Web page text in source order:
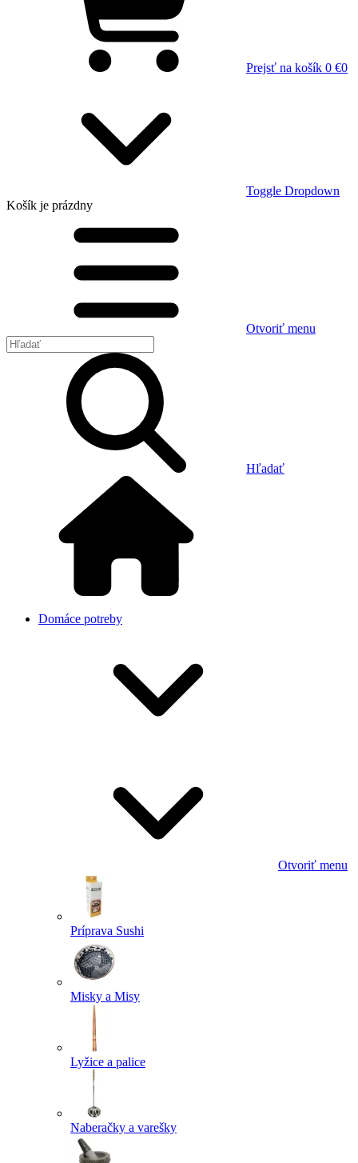
Prejsť na košík 0 €0
Toggle Dropdown
Košík je prázdny
Otvoriť menu
Hľadať
Domáce potreby
Otvoriť menu
Príprava Sushi
Misky a Misy
Lyžice a palice
Naberačky a varešky